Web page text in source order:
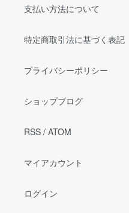
支払い方法について
特定商取引法に基づく表記
プライバシーポリシー
ショップブログ
RSS / ATOM
マイアカウント
ログイン